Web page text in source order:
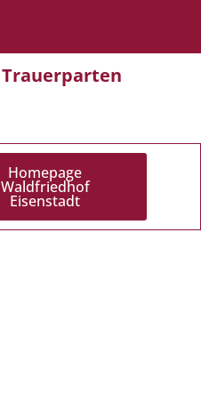
Trauerparten
Homepage
Waldfriedhof
Eisenstadt